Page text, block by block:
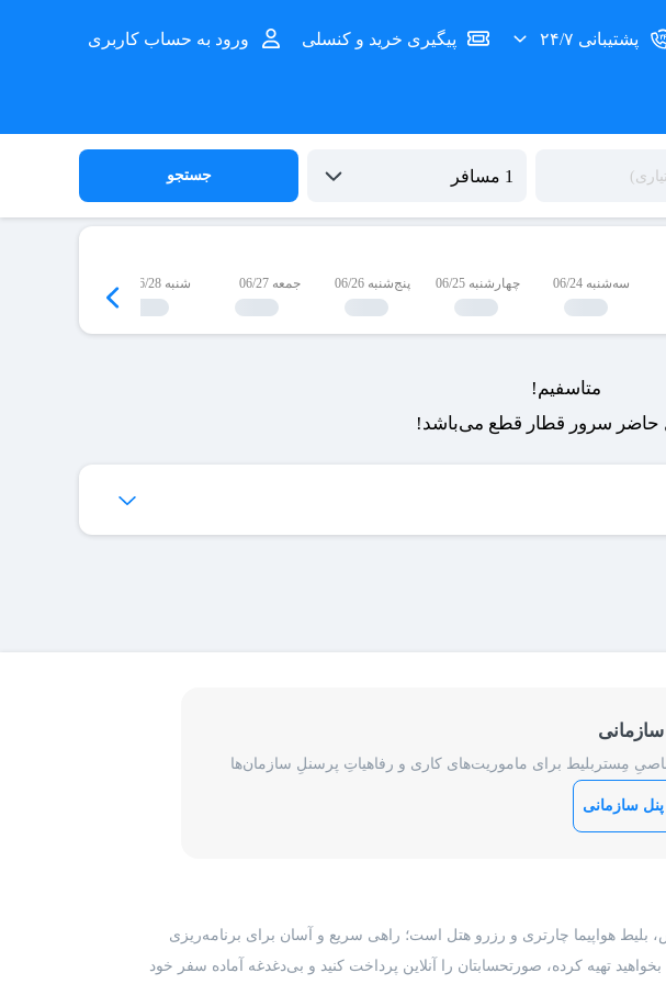
پشتیبانی ۲۴/۷ پیگیری خرید و کنسلی ورود به حساب کاربری
جستجو
سه‌شنبه 06/24 چهارشنبه 06/25 پنج‌شنبه 06/26 جمعه 06/27 شنبه 06/28
متاسفیم!
حاضر سرور قطار قطع می‌باشد!
مِستربلیط برای ماموریت‌های کاری و رفاهیاتِ پرسنلِ سازمان‌ها
سازمانی
بلیط هواپیما چارتری و رزرو هتل است؛ راهی سریع و آسان برای برنامه‌ریزی
تهیه کرده، صورتحسابتان را آنلاین پرداخت کنید و بی‌دغدغه آماده سفر خود